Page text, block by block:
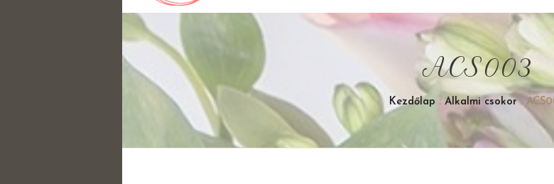
ACS003
Kezdőlap : Alkalmi csokor: